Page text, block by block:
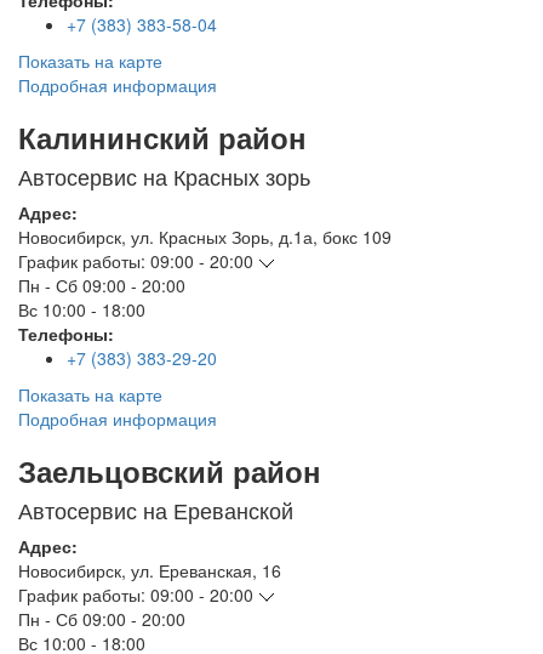
+7 (383) 383-58-04
Показать на карте
Подробная информация
Калининский район
Автосервис на Красных зорь
Адрес:
Новосибирск, ул. Красных Зорь, д.1а, бокс 109
График работы: 09:00 - 20:00
Пн - Сб 09:00 - 20:00
Вс 10:00 - 18:00
Телефоны:
+7 (383) 383-29-20
Показать на карте
Подробная информация
Заельцовский район
Автосервис на Ереванской
Адрес:
Новосибирск, ул. Ереванская, 16
График работы: 09:00 - 20:00
Пн - Сб 09:00 - 20:00
Вс 10:00 - 18:00